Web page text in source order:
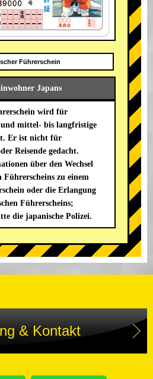
Führerschein
Japans
wird für
mittel- bis langfristige
Er ist nicht für
Reisende gedacht.
über den Wechsel
Führerscheins zu einem
oder die Erlangung
Führerscheins;
die japanische Polizei.
& Kontakt